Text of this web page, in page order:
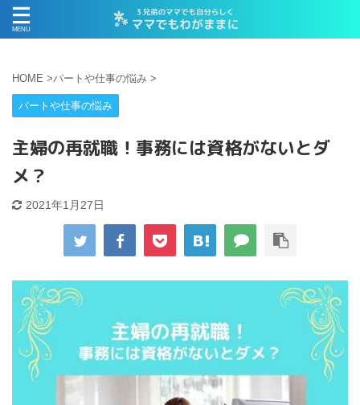
HOME >パートや仕事の悩み >
パートや仕事の悩み
主婦の再就職！事務には資格がないとダ
メ？
2021年1月27日